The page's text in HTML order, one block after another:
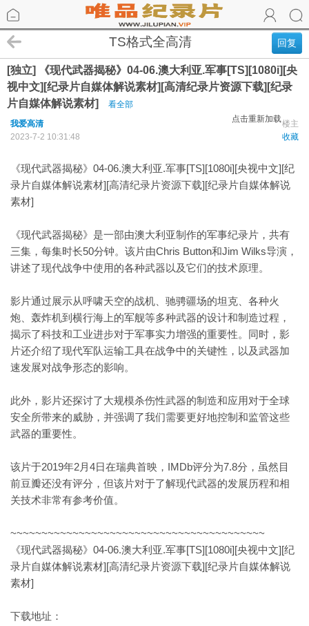
回复
TS格式全高清
[独立] 《现代武器揭秘》04-06.澳大利亚.军事[TS][1080i][央
视中文][纪录片自媒体解说素材][高清纪录片资源下载][纪录
片自媒体解说素材]
看全部
点击重新加载楼主
我爱高清
收藏
2023-7-2 10:31:48
《现代武器揭秘》04-06.澳大利亚.军事[TS][1080i][央视中文][纪
录片自媒体解说素材][高清纪录片资源下载][纪录片自媒体解说
素材]
《现代武器揭秘》是一部由澳大利亚制作的军事纪录片，共有
三集，每集时长50分钟。该片由Chris Button和Jim Wilks导演，
讲述了现代战争中使用的各种武器以及它们的技术原理。
影片通过展示从呼啸天空的战机、驰骋疆场的坦克、各种火
炮、轰炸机到横行海上的军舰等多种武器的设计和制造过程，
揭示了科技和工业进步对于军事实力增强的重要性。同时，影
片还介绍了现代军队运输工具在战争中的关键性，以及武器加
速发展对战争形态的影响。
此外，影片还探讨了大规模杀伤性武器的制造和应用对于全球
安全所带来的威胁，并强调了我们需要更好地控制和监管这些
武器的重要性。
该片于2019年2月4日在瑞典首映，IMDb评分为7.8分，虽然目
前豆瓣还没有评分，但该片对于了解现代武器的发展历程和相
关技术非常有参考价值。
~~~~~~~~~~~~~~~~~~~~~~~~~~~~~~~~~~~~~~~~~
《现代武器揭秘》04-06.澳大利亚.军事[TS][1080i][央视中文][纪
录片自媒体解说素材][高清纪录片资源下载][纪录片自媒体解说
素材]
下载地址：